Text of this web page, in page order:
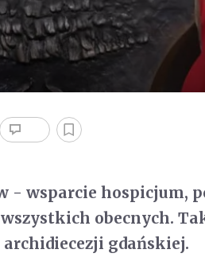
- wsparcie hospicjum,
obecnych.
gdańskiej.